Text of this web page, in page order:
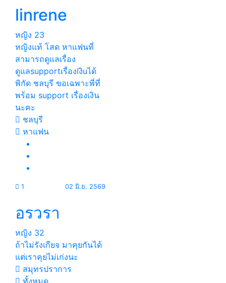
linrene
หญิง 23
หญิงแท้ โสด หาแฟนที่
สามารถดูแลเรื่อง
ดูแลsupportเรื่องlงิuได้
พิกัด ชลบุรี ขอเฉพาะพี่ที่
พร้อม support เรื่องเงิน
นะคะ
ชลบุรี
หาแฟน
1 02 มิ.ย. 2569
อรวรา
หญิง 32
ถ้าไม่รังเกียจ มาคุยกันได้
แต่เราคุยไม่เก่งนะ
สมุทรปราการ
ทั้งหมด